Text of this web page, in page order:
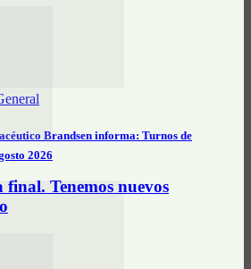
Brandsen informa: Turnos de
2026
final. Tenemos nuevos